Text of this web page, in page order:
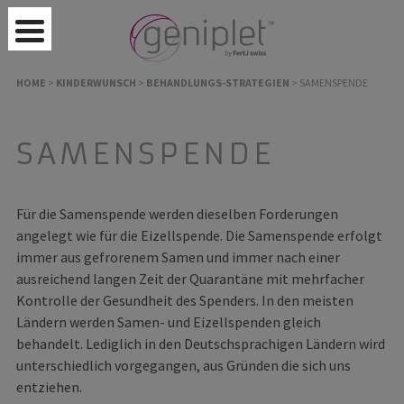
HOME > KINDERWUNSCH > BEHANDLUNGS-STRATEGIEN > SAMENSPENDE
SAMENSPENDE
Für die Samenspende werden dieselben Forderungen
angelegt wie für die Eizellspende. Die Samenspende erfolgt
immer aus gefrorenem Samen und immer nach einer
ausreichend langen Zeit der Quarantäne mit mehrfacher
Kontrolle der Gesundheit des Spenders. In den meisten
Ländern werden Samen- und Eizellspenden gleich
behandelt. Lediglich in den Deutschsprachigen Ländern wird
unterschiedlich vorgegangen, aus Gründen die sich uns
entziehen.